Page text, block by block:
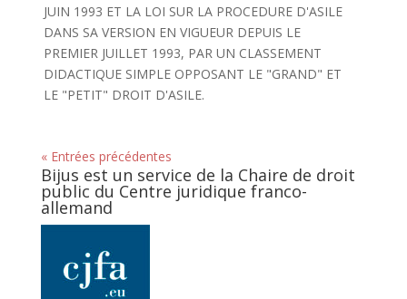
JUIN 1993 ET LA LOI SUR LA PROCEDURE D'ASILE
DANS SA VERSION EN VIGUEUR DEPUIS LE
PREMIER JUILLET 1993, PAR UN CLASSEMENT
DIDACTIQUE SIMPLE OPPOSANT LE "GRAND" ET
LE "PETIT" DROIT D'ASILE.
« Entrées précédentes
Bijus est un service de la Chaire de droit
public du Centre juridique franco-
allemand